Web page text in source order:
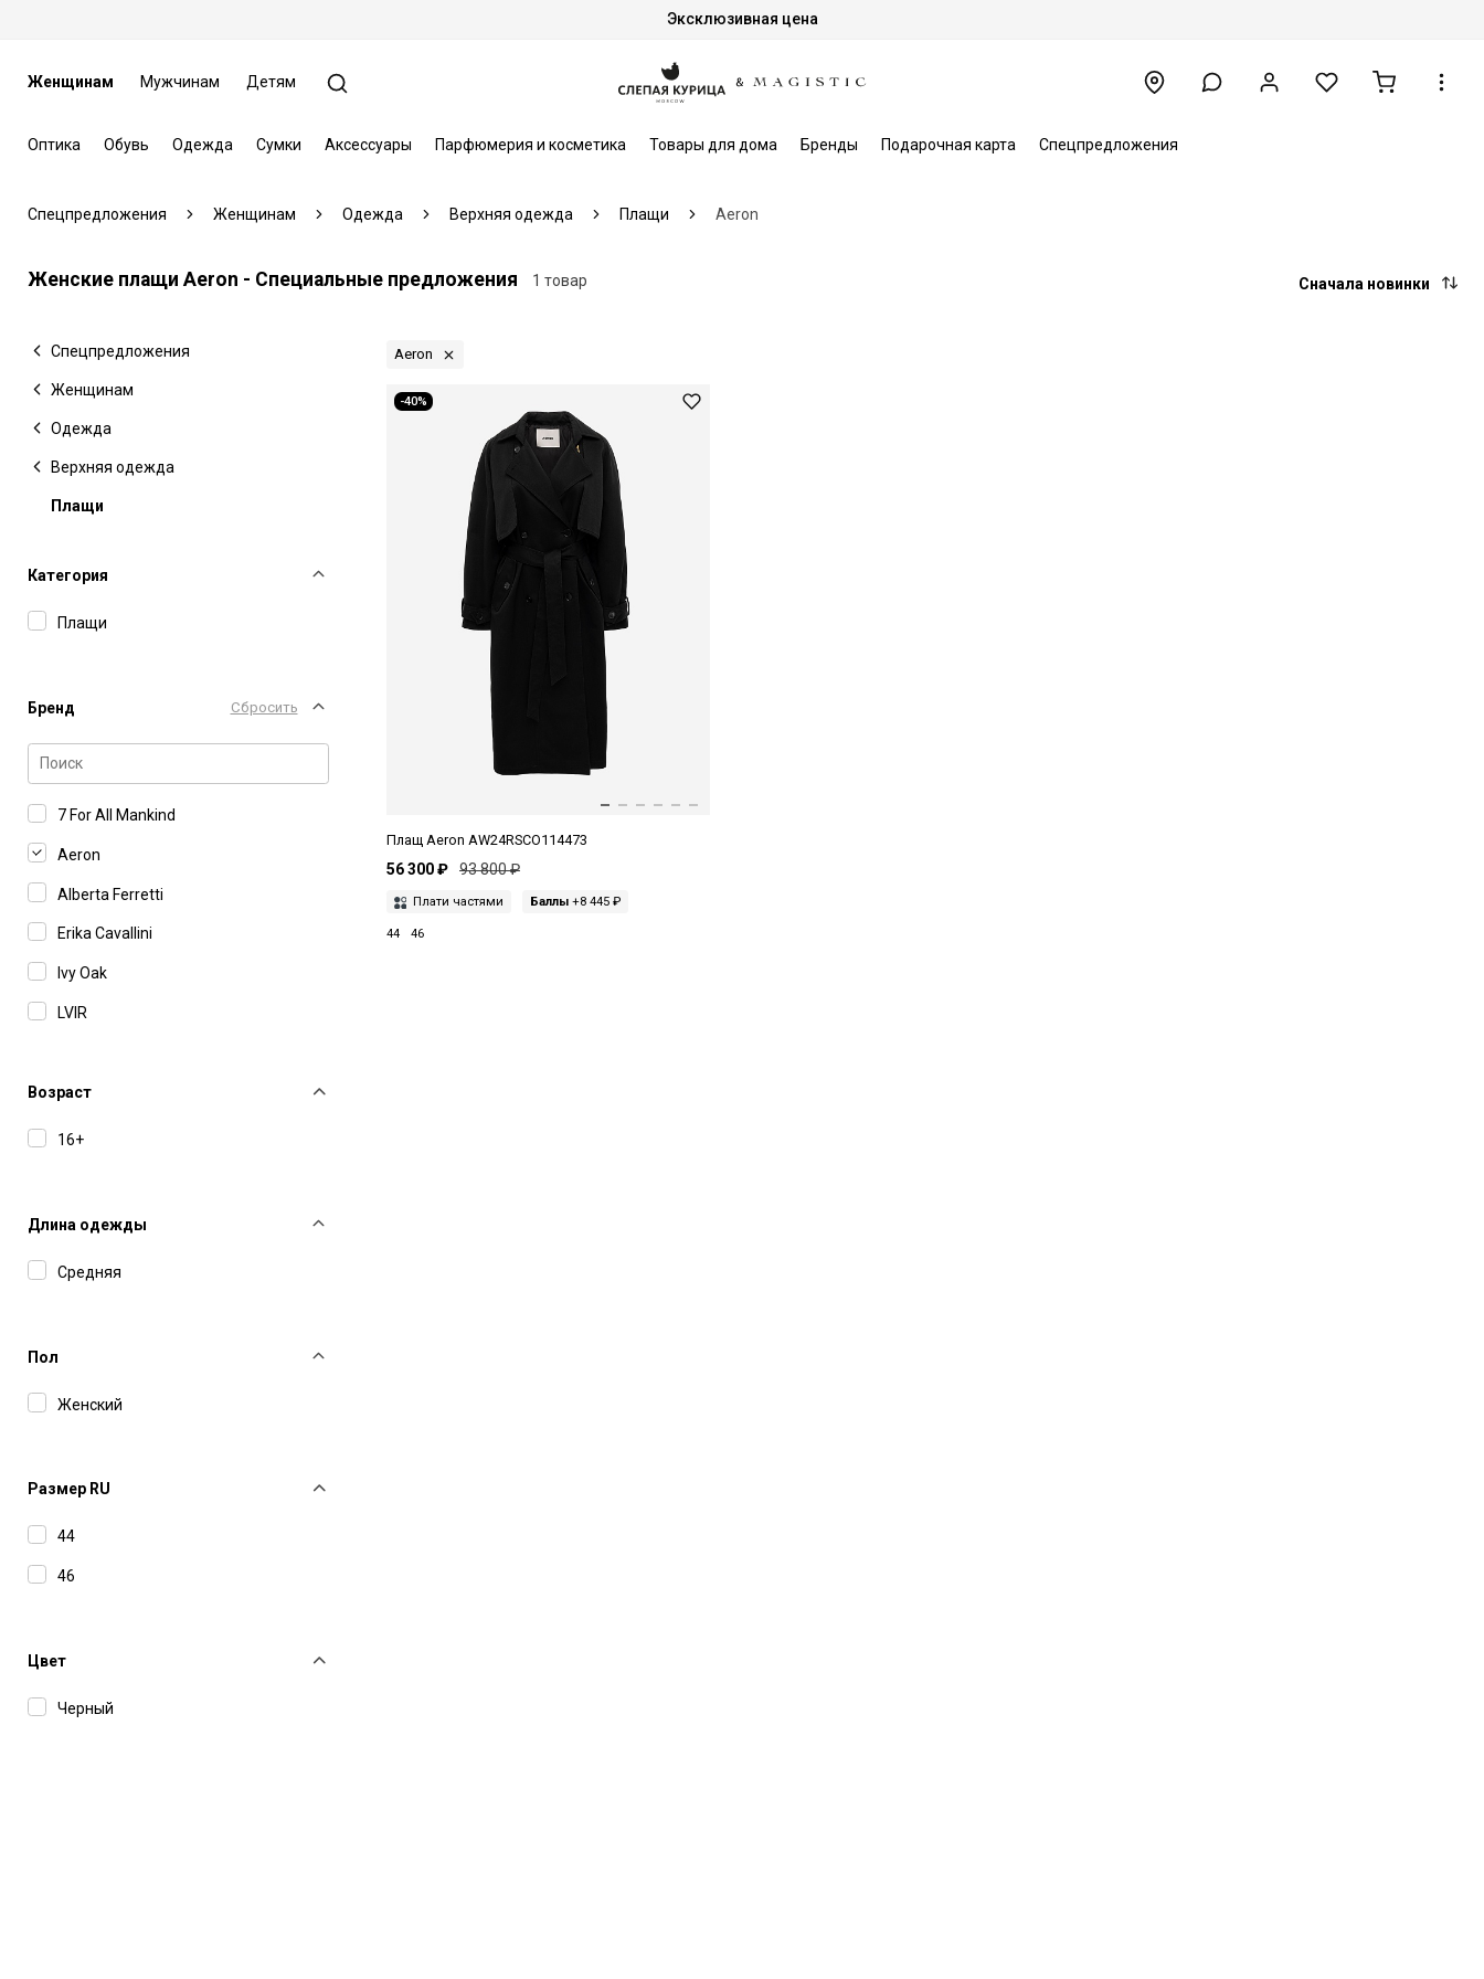
Эксклюзивная цена
Женщинам Мужчинам Детям
Оптика Обувь Одежда Сумки Аксессуары Парфюмерия и косметика Товары для дома Бренды Подарочная карта Спецпредложения
Спецпредложения Женщинам Одежда Верхняя одежда Плащи Aeron
Женские плащи Aeron - Специальные предложения 1 товар Сначала новинки
Спецпредложения
Женщинам
Одежда
Верхняя одежда
Плащи
Категория
Плащи
Бренд Сбросить
7 For All Mankind
Aeron
Alberta Ferretti
Erika Cavallini
Ivy Oak
LVIR
MVP Wardrobe
Salvatore Santoro
Возраст
16+
Длина одежды
Средняя
Пол
Женский
Размер RU
44
46
Цвет
Черный
Aeron
-40%
Плащ Aeron AW24RSCO114473
56 300 ₽ 93 800 ₽
Плати частями Баллы +8 445 ₽
44 46